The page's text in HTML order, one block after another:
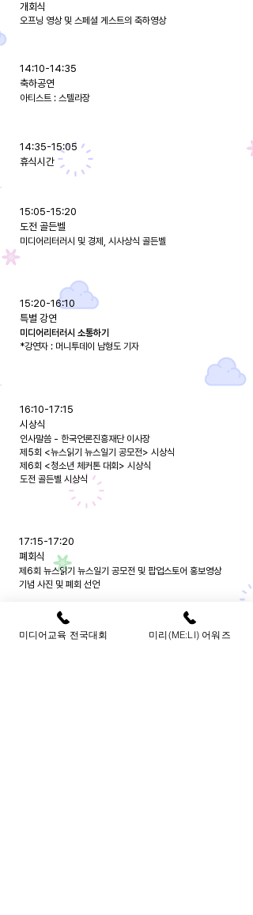
개회식
오프닝 영상 및 스페셜 게스트의 축하영상
14:10-14:35
축하공연
아티스트 : 스텔라장
14:35-15:05
휴식시간
15:05-15:20
도전 골든벨
미디어리터러시 및 경제, 시사상식 골든벨
15:20-16:10
​특별 강연
미디어리터러시 소통하기
*강연자 : 머니투데이 남형도 기자
16:10-17:15
시상식
인사말씀 - 한국언론진흥재단 이사장
제5회 <뉴스읽기 뉴스일기 공모전> 시상식
제6회 <청소년 체커톤 대회> 시상식
도전 골든벨 시상식
17:15-17:20
폐회식
제6회 뉴스읽기 뉴스일기 공모전 및 팝업스토어 홍보영상
기념 사진 및 폐회 선언
* 상기 일정은 변동될 수 있습니다.
미디어교육 전국대회 미리(ME:LI) 어워즈